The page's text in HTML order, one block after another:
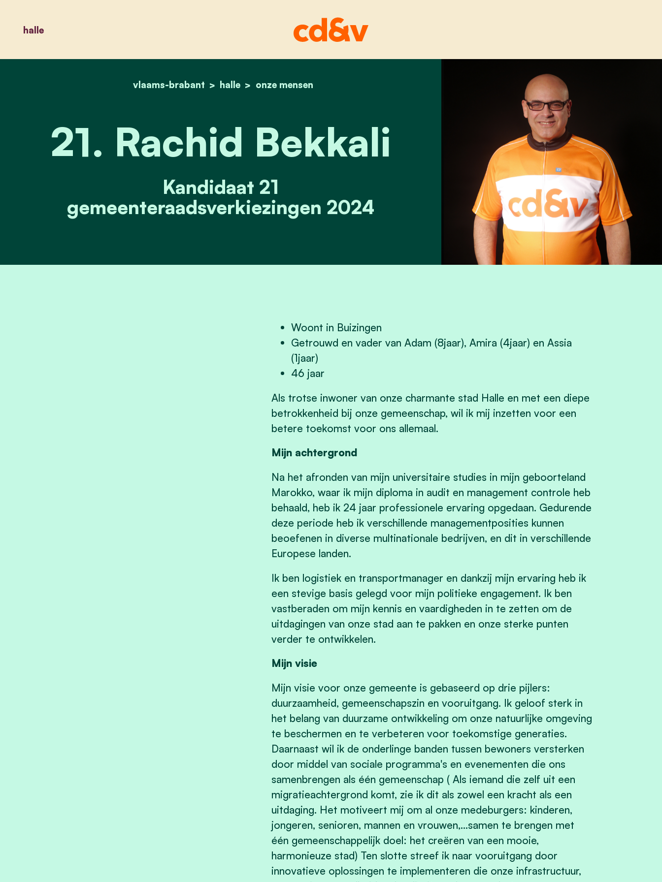
halle
home
vlaams-brabant halle onze mensen
21. rachid bekkali
21. Rachid Bekkali
Kandidaat 21
gemeenteraadsverkiezingen 2024
Woont in Buizingen
Getrouwd en vader van Adam (8jaar), Amira (4jaar) en Assia
(1jaar)
46 jaar
Als trotse inwoner van onze charmante stad Halle en met een diepe
betrokkenheid bij onze gemeenschap, wil ik mij inzetten voor een
betere toekomst voor ons allemaal.
Mijn achtergrond
Na het afronden van mijn universitaire studies in mijn geboorteland
Marokko, waar ik mijn diploma in audit en management controle heb
behaald, heb ik 24 jaar professionele ervaring opgedaan. Gedurende
deze periode heb ik verschillende managementposities kunnen
beoefenen in diverse multinationale bedrijven, en dit in verschillende
Europese landen.
Ik ben logistiek en transportmanager en dankzij mijn ervaring heb ik
een stevige basis gelegd voor mijn politieke engagement. Ik ben
vastberaden om mijn kennis en vaardigheden in te zetten om de
uitdagingen van onze stad aan te pakken en onze sterke punten
verder te ontwikkelen.
Mijn visie
Mijn visie voor onze gemeente is gebaseerd op drie pijlers:
duurzaamheid, gemeenschapszin en vooruitgang. Ik geloof sterk in
het belang van duurzame ontwikkeling om onze natuurlijke omgeving
te beschermen en te verbeteren voor toekomstige generaties.
Daarnaast wil ik de onderlinge banden tussen bewoners versterken
door middel van sociale programma's en evenementen die ons
samenbrengen als één gemeenschap ( Als iemand die zelf uit een
migratieachtergrond komt, zie ik dit als zowel een kracht als een
uitdaging. Het motiveert mij om al onze medeburgers: kinderen,
jongeren, senioren, mannen en vrouwen,...samen te brengen met
één gemeenschappelijk doel: het creëren van een mooie,
harmonieuze stad) Ten slotte streef ik naar vooruitgang door
innovatieve oplossingen te implementeren die onze infrastructuur,